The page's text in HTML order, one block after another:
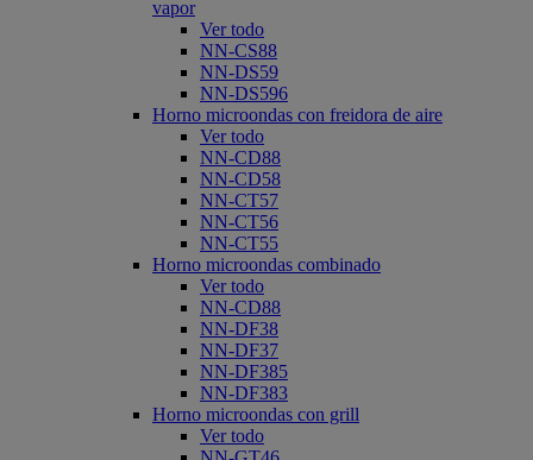
vapor
Ver todo
NN-CS88
NN-DS59
NN-DS596
Horno microondas con freidora de aire
Ver todo
NN-CD88
NN-CD58
NN-CT57
NN-CT56
NN-CT55
Horno microondas combinado
Ver todo
NN-CD88
NN-DF38
NN-DF37
NN-DF385
NN-DF383
Horno microondas con grill
Ver todo